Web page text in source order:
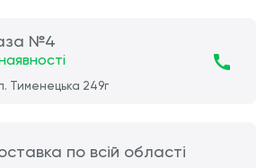
№4
Тименецька 249г
по всій області